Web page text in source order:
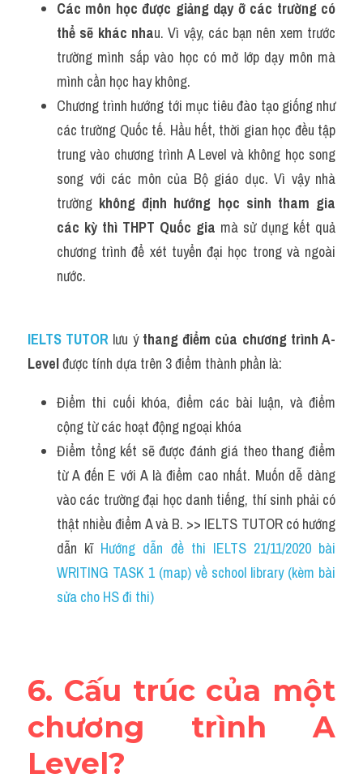
Các môn học được giảng dạy ỡ các trường có
thể sẽ khác nhau. Vì vậy, các bạn nên xem trước
trường mình sắp vào học có mở lớp dạy môn mà
mình cần học hay không.
Chương trình hướng tới mục tiêu đào tạo giống như
các trường Quốc tế. Hầu hết, thời gian học đều tập
trung vào chương trình A Level và không học song
song với các môn của Bộ giáo dục. Vì vậy nhà
trường không định hướng học sinh tham gia
các kỳ thì THPT Quốc gia mà sử dụng kết quả
chương trình để xét tuyển đại học trong và ngoài
nước.
IELTS TUTOR lưu ý thang điểm của chương trình A-
Level được tính dựa trên 3 điểm thành phần là:
Điểm thi cuối khóa, điểm các bài luận, và điểm
cộng từ các hoạt động ngoại khóa
Điểm tổng kết sẽ được đánh giá theo thang điểm
từ A đến E với A là điểm cao nhất. Muốn dễ dàng
vào các trường đại học danh tiếng, thí sinh phải có
thật nhiều điểm A và B. >> IELTS TUTOR có hướng
dẫn kĩ Hướng dẫn đề thi IELTS 21/11/2020 bài
WRITING TASK 1 (map) về school library (kèm bài
sửa cho HS đi thi)
6. Cấu trúc của một
chương trình A
Level?